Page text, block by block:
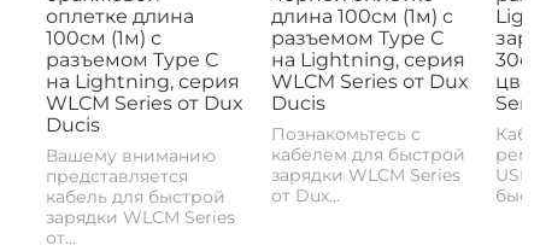
оплетке длина
100см (1м) с
разъемом Type C
на Lightning, серия
WLCM Series от Dux
Ducis
Вашему вниманию
представляется
кабель для быстрой
зарядки WLCM Series
от...
длина 100см (1м) с
разъемом Type C
на Lightning, серия
WLCM Series от Dux
Ducis
Познакомьтесь с
кабелем для быстрой
зарядки WLCM Series
от Dux...